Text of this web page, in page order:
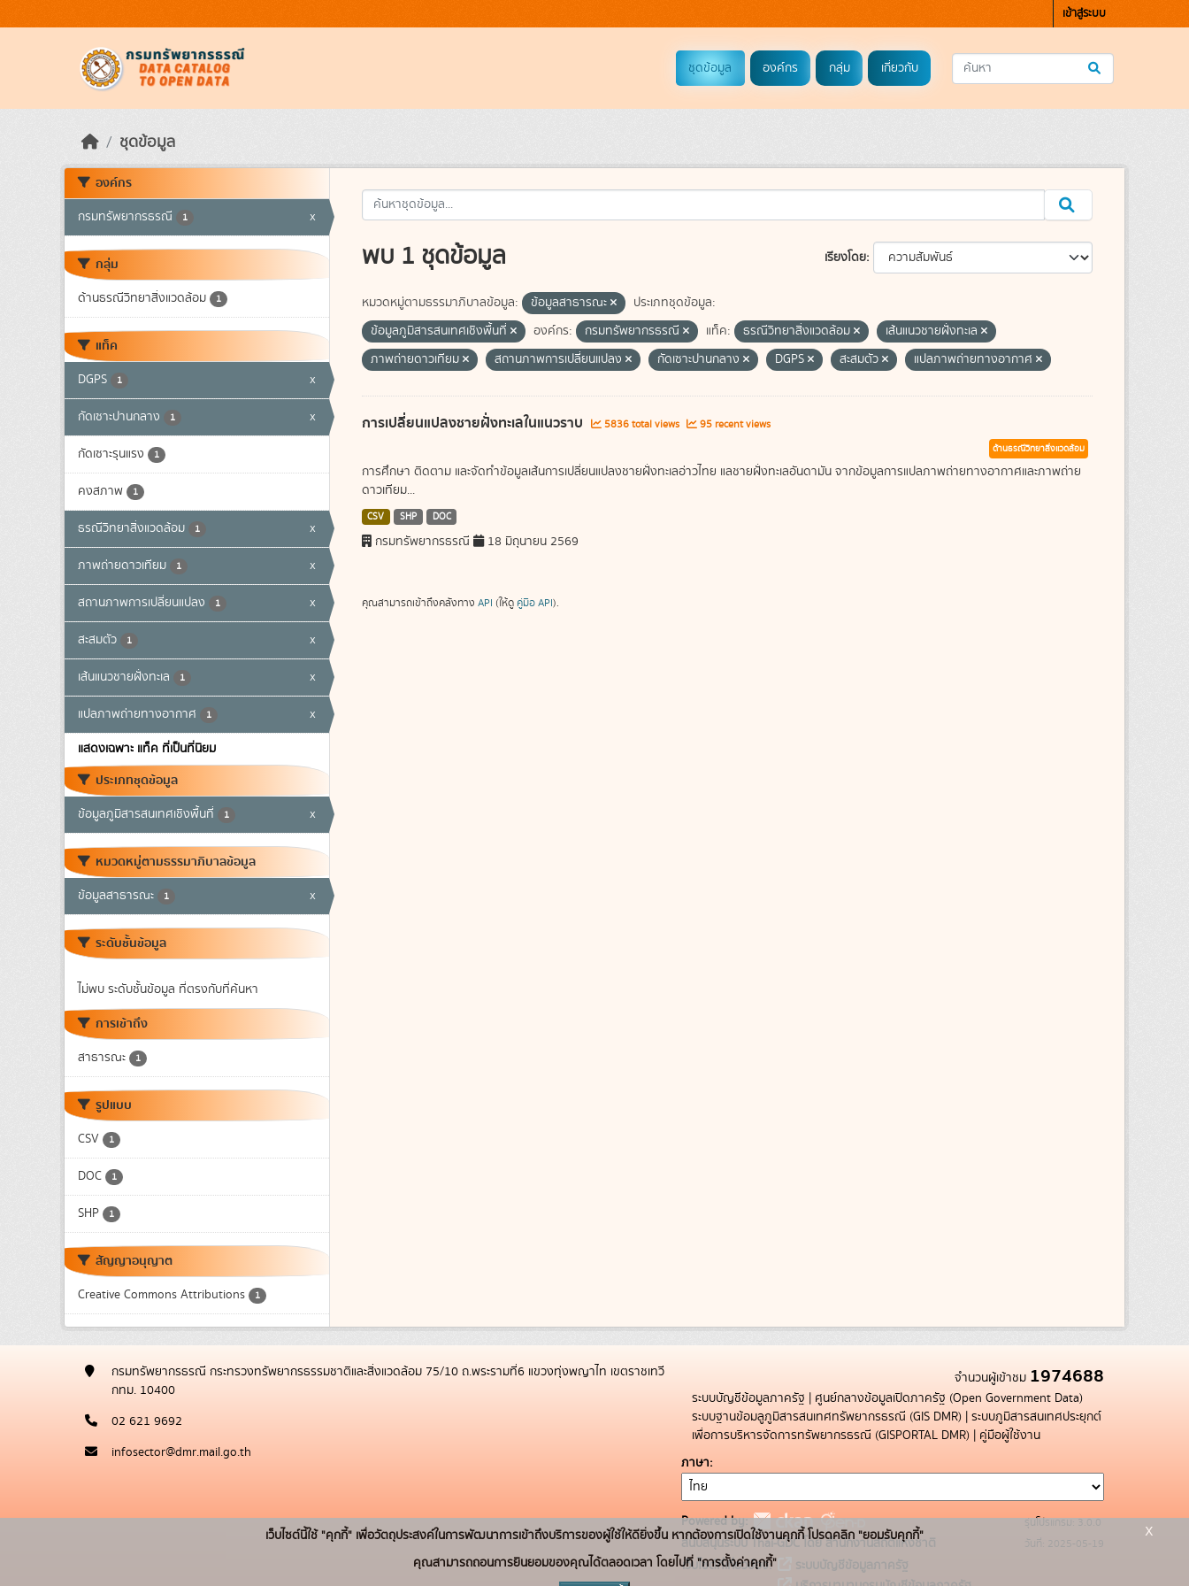
เข้าสู่ระบบ
ชุดข้อมูล องค์กร กลุ่ม เกี่ยวกับ
ชุดข้อมูล
องค์กร
กรมทรัพยากรธรณี 1 x
กลุ่ม
ด้านธรณีวิทยาสิ่งแวดล้อม 1
แท็ค
DGPS 1 x
กัดเซาะปานกลาง 1 x
กัดเซาะรุนแรง 1
คงสภาพ 1
ธรณีวิทยาสิ่งแวดล้อม 1 x
ภาพถ่ายดาวเทียม 1 x
สถานภาพการเปลี่ยนแปลง 1 x
สะสมตัว 1 x
เส้นแนวชายฝั่งทะเล 1 x
แปลภาพถ่ายทางอากาศ 1
x
แสดงเฉพาะ แท็ค ที่เป็นที่นิยม
ประเภทชุดข้อมูล
ข้อมูลภูมิสารสนเทศเชิงพื้นที่ 1 x
หมวดหมู่ตามธรรมาภิบาลข้อมูล
ข้อมูลสาธารณะ 1 x
ระดับชั้นข้อมูล
ไม่พบ ระดับชั้นข้อมูล ที่ตรงกับที่ค้นหา
การเข้าถึง
สาธารณะ 1
รูปแบบ
CSV 1
DOC 1
SHP 1
สัญญาอนุญาต
Creative Commons Attributions 1
เรียงโดย
พบ 1 ชุดข้อมูล
หมวดหมู่ตามธรรมาภิบาลข้อมูล: ข้อมูลสาธารณะ
ประเภทชุดข้อมูล:
ข้อมูลภูมิสารสนเทศเชิงพื้นที่
องค์กร: กรมทรัพยากรธรณี แท็ค: ธรณีวิทยาสิ่งแวดล้อม
เส้นแนวชายฝั่งทะเล
ภาพถ่ายดาวเทียม
สถานภาพการเปลี่ยนแปลง กัดเซาะปานกลาง DGPS สะสมตัว แปลภาพถ่ายทางอากาศ
การเปลี่ยนแปลงชายฝั่งทะเลในแนวราบ 5836 total views 95 recent views
ด้านธรณีวิทยาสิ่งแวดล้อม
การศึกษา ติดตาม และจัดทำข้อมูลเส้นการเปลี่ยนแปลงชายฝั่งทะเลอ่าวไทย แลชายฝั่งทะเลอันดามัน จากข้อมูลการแปลภาพถ่ายทางอากาศและภาพถ่าย
ดาวเทียม...
CSV SHP DOC
กรมทรัพยากรธรณี 18 มิถุนายน 2569
คุณสามารถเข้าถึงคลังทาง API (ให้ดู คู่มือ API).
กรมทรัพยากรธรณี กระทรวงทรัพยากรธรรมชาติและสิ่งแวดล้อม 75/10 ถ.พระรามที่6 แขวงทุ่งพญาไท เขตราชเทวี
กทม. 10400
02 621 9692
infosector@dmr.mail.go.th
จำนวนผู้เข้าชม 1974688
ระบบบัญชีข้อมูลภาครัฐ | ศูนย์กลางข้อมูลเปิดภาครัฐ (Open Government Data)
ระบบฐานข้อมลูภูมิสารสนเทศทรัพยากรธรณี (GIS DMR) | ระบบภูมิสารสนเทศประยุกต์
เพื่อการบริหารจัดการทรัพยากรธรณี (GISPORTAL DMR) | คู่มือผู้ใช้งาน
ภาษา
Powered by:
สนับสนุนระบบ Thai-GDC โดย สำนักงานสถิติแห่งชาติ
เว็บไซต์ที่เกี่ยวข้อง:
ระบบบัญชีข้อมูลภาครัฐ
รุ่นโปรแกรม: 3.0.0
วันที่: 2025-05-19
เว็บไซต์นี้ใช้ "คุกกี้" เพื่อวัตถุประสงค์ในการพัฒนาการเข้าถึงบริการของผู้ใช้ให้ดียิ่งขึ้น หากต้องการเปิดใช้งานคุกกี้ โปรดคลิก "ยอมรับคุกกี้"
คุณสามารถถอนการยินยอมของคุณได้ตลอดเวลา โดยไปที่ "การตั้งค่าคุกกี้"
x